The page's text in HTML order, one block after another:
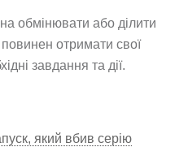
обмінювати або ділити
отримати свої
завдання та дії.
який вбив серію